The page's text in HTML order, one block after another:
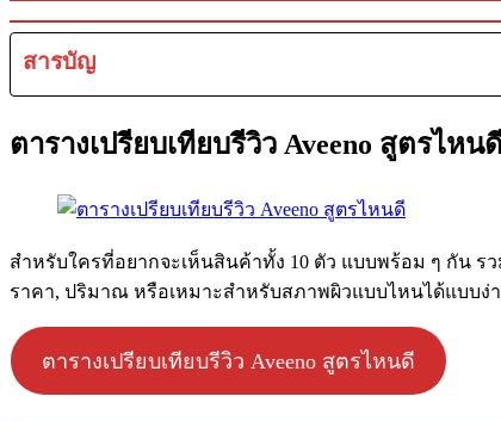
สารบัญ
ตารางเปรียบเทียบรีวิว Aveeno สูตรไหนดี
สำหรับใครที่อยากจะเห็นสินค้าทั้ง 10 ตัว แบบพร้อม ๆ กัน ร
ราคา, ปริมาณ หรือเหมาะสำหรับสภาพผิวแบบไหนได้แบบง่
ตารางเปรียบเทียบรีวิว Aveeno สูตรไหนดี